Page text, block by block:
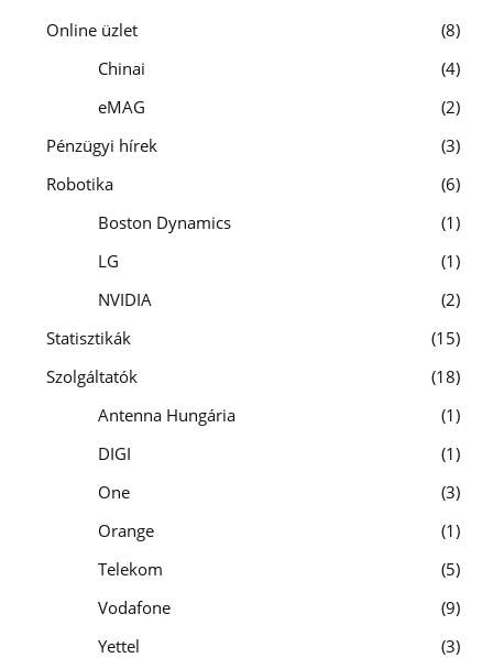
Online üzlet
8
Chinai
4
eMAG
2
Pénzügyi hírek
3
Robotika
6
Boston Dynamics
1
LG
1
NVIDIA
2
Statisztikák
15
Szolgáltatók
18
Antenna Hungária
1
DIGI
1
One
3
Orange
1
Telekom
5
Vodafone
9
Yettel
3